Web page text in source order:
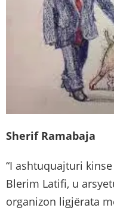
Sherif Ramabaja
“I ashtuquajturi
Blerim Latifi, u
organizon ligjërata